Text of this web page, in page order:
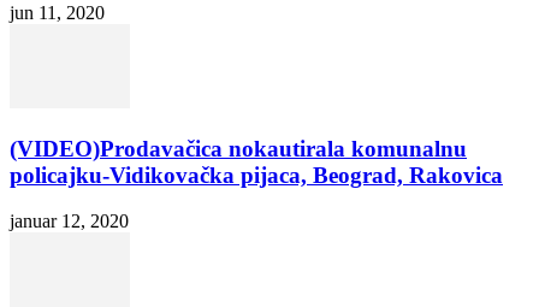
jun 11, 2020
(VIDEO)Prodavačica nokautirala komunalnu
policajku-Vidikovačka pijaca, Beograd, Rakovica
januar 12, 2020